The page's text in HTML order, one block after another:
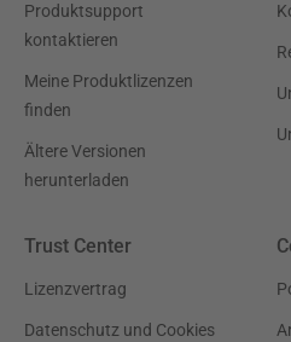
Produktsupport
kontaktieren
Meine Produktlizenzen
finden
Ältere Versionen
herunterladen
Trust Center
Lizenzvertrag
Datenschutz und Cookies